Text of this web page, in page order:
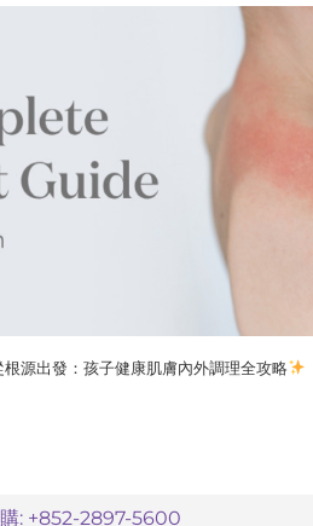
根源出發：孩子健康肌膚內外調理全攻略
: +852-2897-5600